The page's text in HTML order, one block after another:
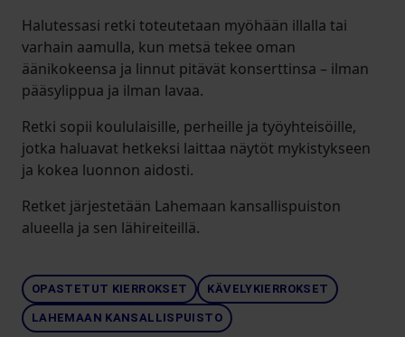
Halutessasi retki toteutetaan myöhään illalla tai
varhain aamulla, kun metsä tekee oman
äänikokeensa ja linnut pitävät konserttinsa – ilman
pääsylippua ja ilman lavaa.
Retki sopii koululaisille, perheille ja työyhteisöille,
jotka haluavat hetkeksi laittaa näytöt mykistykseen
ja kokea luonnon aidosti.
Retket järjestetään Lahemaan kansallispuiston
alueella ja sen lähireiteillä.
OPASTETUT KIERROKSET KÄVELYKIERROKSET
LAHEMAAN KANSALLISPUISTO